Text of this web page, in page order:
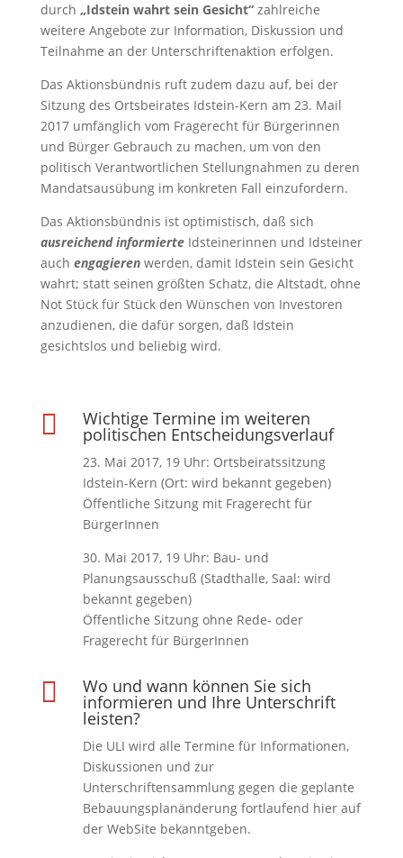
durch „Idstein wahrt sein Gesicht“zahlreiche
weitere Angebote zur Information, Diskussion und
Teilnahme an der Unterschriftenaktion erfolgen.
Das Aktionsbündnis ruft zudem dazu auf, bei der
Sitzung des Ortsbeirates Idstein-Kern am 23. Mail
2017 umfänglich vom Fragerecht für Bürgerinnen
und Bürger Gebrauch zu machen, um von den
politisch Verantwortlichen Stellungnahmen zu deren
Mandatsausübung im konkreten Fall einzufordern.
Das Aktionsbündnis ist optimistisch, daß sich
ausreichend informierteIdsteinerinnen und Idsteiner
auch engagierenwerden, damit Idstein sein Gesicht
wahrt; statt seinen größten Schatz, die Altstadt, ohne
Not Stück für Stück den Wünschen von Investoren
anzudienen, die dafür sorgen, daß Idstein
gesichtslos und beliebig wird.
 Wichtige Termine im weiteren
politischen Entscheidungsverlauf
23. Mai 2017, 19 Uhr: Ortsbeiratssitzung
Idstein-Kern (Ort: wird bekannt gegeben)
Öffentliche Sitzung mit Fragerecht für
BürgerInnen
30. Mai 2017, 19 Uhr: Bau- und
Planungsausschuß (Stadthalle, Saal: wird
bekannt gegeben)
Öffentliche Sitzung ohne Rede- oder
Fragerecht für BürgerInnen
 Wo und wann können Sie sich
informieren und Ihre Unterschrift
leisten?
Die ULI wird alle Termine für Informationen,
Diskussionen und zur
Unterschriftensammlung gegen die geplante
Bebauungsplanänderung fortlaufend hier auf
der WebSite bekanntgeben.